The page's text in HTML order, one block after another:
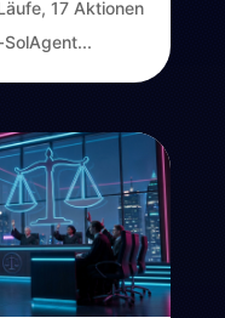
17 Aktionen